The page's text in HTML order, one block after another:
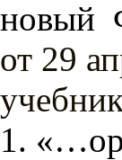
новый
от 29
1.